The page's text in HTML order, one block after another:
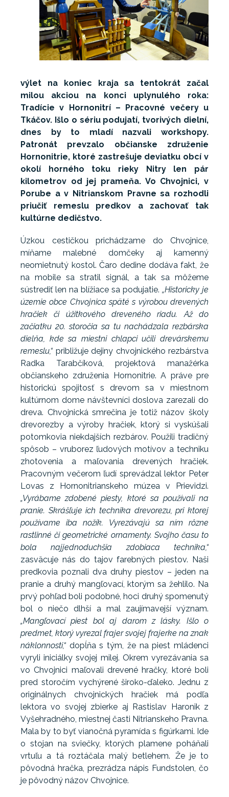
výlet na koniec kraja sa tentokrát začal
milou akciou na konci uplynulého roka:
Tradície v Hornonitrí – Pracovné večery u
Tkáčov. Išlo o sériu podujatí, tvorivých dielní,
dnes by to mladí nazvali workshopy.
Patronát prevzalo občianske združenie
Hornonitrie, ktoré zastrešuje deviatku obcí v
okolí horného toku rieky Nitry len pár
kilometrov od jej prameňa. Vo Chvojnici, v
Porube a v Nitrianskom Pravne sa rozhodli
priučiť remeslu predkov a zachovať tak
kultúrne dedičstvo.
Úzkou cestičkou prichádzame do Chvojnice,
míňame malebné domčeky aj kamenný
neomietnutý kostol. Čaro dedine dodáva fakt, že
na mobile sa stratil signál, a tak sa môžeme
sústrediť len na blížiace sa podujatie. „Historicky je
územie obce Chvojnica späté s výrobou drevených
hračiek či úžitkového dreveného riadu. Až do
začiatku 20. storočia sa tu nachádzala rezbárska
dielňa, kde sa miestni chlapci učili drevárskemu
remeslu,“ približuje dejiny chvojnického rezbárstva
Radka Tarabčíková, projektová manažérka
občianskeho združenia Hornonitrie. A práve pre
historickú spojitosť s drevom sa v miestnom
kultúrnom dome návštevníci doslova zarezali do
dreva. Chvojnická smrečina je totiž názov školy
drevorezby a výroby hračiek, ktorý si vyskúšali
potomkovia niekdajších rezbárov. Použili tradičný
spôsob – vruborez ľudových motívov a techniku
zhotovenia a maľovania drevených hračiek.
Pracovným večerom ľudí sprevádzal lektor Peter
Lovas z Hornonitrianskeho múzea v Prievidzi.
„Vyrábame zdobené piesty, ktoré sa používali na
pranie. Skrášľuje ich technika drevorezu, pri ktorej
používame iba nožík. Vyrezávajú sa ním rôzne
rastlinné či geometrické ornamenty. Svojho času to
bola najjednoduchšia zdobiaca technika,“
zasväcuje nás do tajov farebných piestov. Naši
predkovia poznali dva druhy piestov – jeden na
pranie a druhý mangľovací, ktorým sa žehlilo. Na
prvý pohľad boli podobné, hoci druhý spomenutý
bol o niečo dlhší a mal zaujímavejší význam.
„Mangľovací piest bol aj darom z lásky. Išlo o
predmet, ktorý vyrezal frajer svojej frajerke na znak
náklonnosti,“ dopĺňa s tým, že na piest mládenci
vyryli iniciálky svojej milej. Okrem vyrezávania sa
vo Chvojnici maľovali drevené hračky, ktoré boli
pred storočím vychýrené široko-ďaleko. Jednu z
originálnych chvojnických hračiek má podľa
lektora vo svojej zbierke aj Rastislav Haronik z
Vyšehradného, miestnej časti Nitrianskeho Pravna.
Mala by to byť vianočná pyramída s figúrkami. Ide
o stojan na sviečky, ktorých plamene poháňali
vrtuľu a tá roztáčala malý betlehem. Že je to
pôvodná hračka, prezrádza nápis Fundstolen, čo
je pôvodný názov Chvojnice.